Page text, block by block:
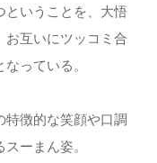
ということを、大悟
お互いにツッコミ合
っている。
特徴的な笑顔や口調
ーまん姿。